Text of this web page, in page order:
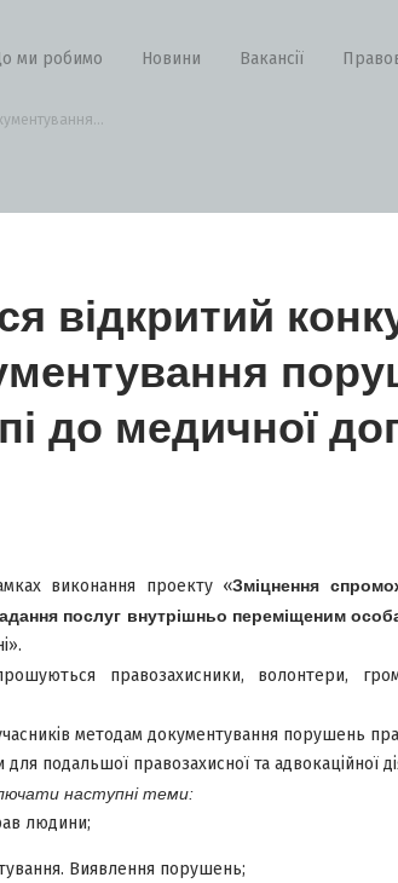
ми робимо Новини Вакансії
відкритий
до медичної
виконання проекту «Зміцнення
послуг внутрішньо переміщеним
правозахисники, волонтери,
методам документування порушень
подальшої правозахисної та адвокаційної
наступні теми:
людини;
Виявлення порушень;